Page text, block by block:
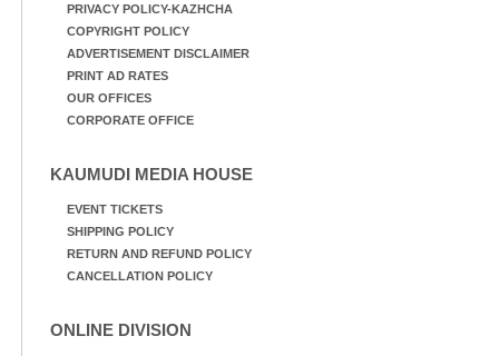
PRIVACY POLICY-KAZHCHA
COPYRIGHT POLICY
ADVERTISEMENT DISCLAIMER
PRINT AD RATES
OUR OFFICES
CORPORATE OFFICE
KAUMUDI MEDIA HOUSE
EVENT TICKETS
SHIPPING POLICY
RETURN AND REFUND POLICY
CANCELLATION POLICY
ONLINE DIVISION